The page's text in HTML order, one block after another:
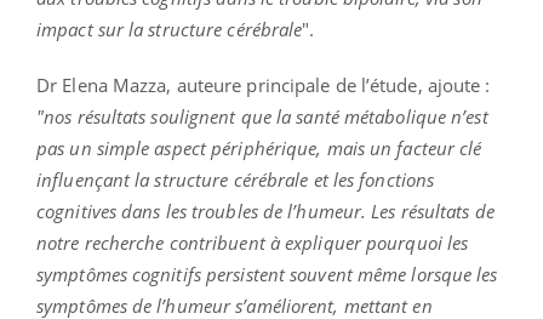
impact sur la structure cérébrale".
Dr Elena Mazza, auteure principale de l’étude, ajoute :
"nos résultats soulignent que la santé métabolique n’est
pas un simple aspect périphérique, mais un facteur clé
influençant la structure cérébrale et les fonctions
cognitives dans les troubles de l’humeur. Les résultats de
notre recherche contribuent à expliquer pourquoi les
symptômes cognitifs persistent souvent même lorsque les
symptômes de l’humeur s’améliorent, mettant en